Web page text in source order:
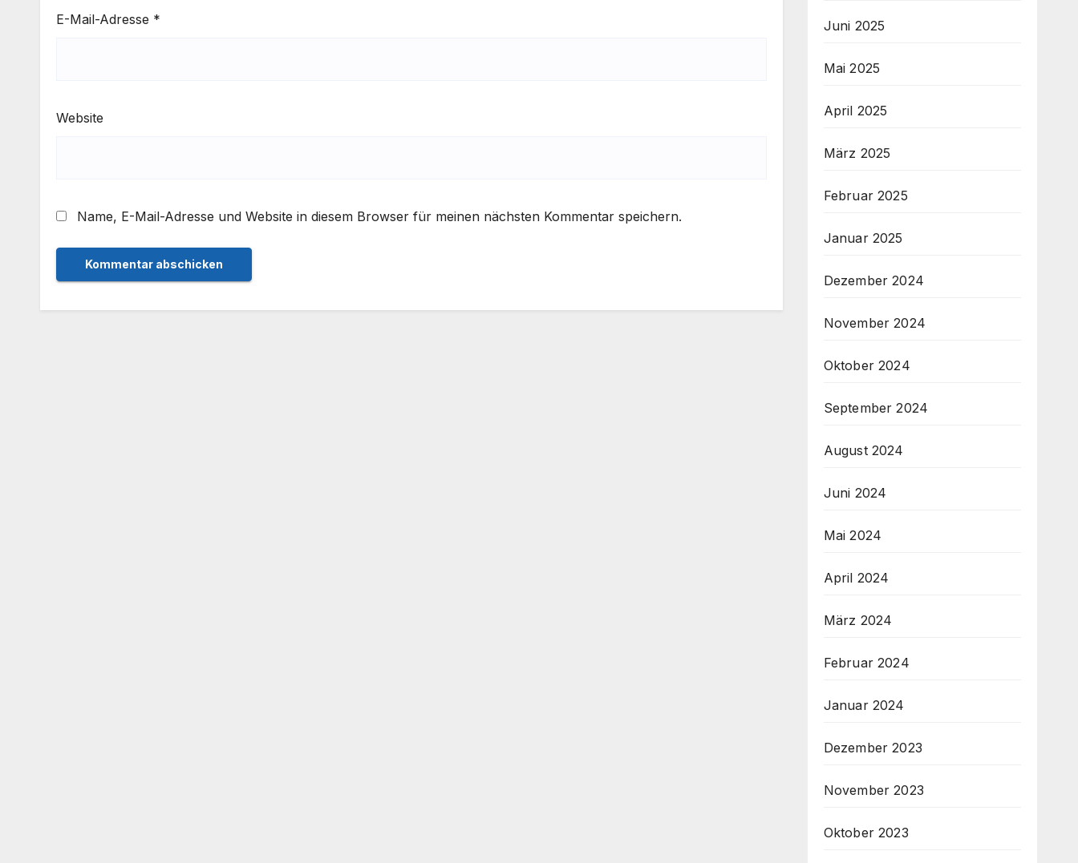
E-Mail-Adresse *
Website
Name, E-Mail-Adresse und Website in diesem Browser für meinen nächsten Kommentar speichern.
Juni 2025
Mai 2025
April 2025
März 2025
Februar 2025
Januar 2025
Dezember 2024
November 2024
Oktober 2024
September 2024
August 2024
Juni 2024
Mai 2024
April 2024
März 2024
Februar 2024
Januar 2024
Dezember 2023
November 2023
Oktober 2023